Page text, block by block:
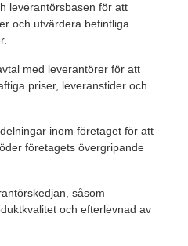
leverantörsbasen för att
och utvärdera befintliga
med leverantörer för att
priser, leveranstider och
inom företaget för att
företagets övergripande
såsom
och efterlevnad av